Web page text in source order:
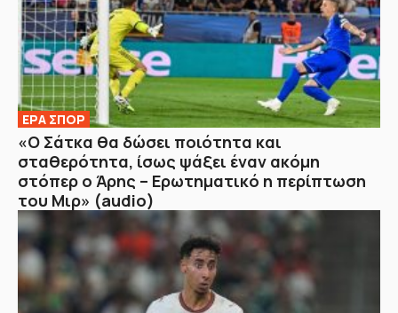
ΕΡΑ ΣΠΟΡ
«Ο Σάτκα θα δώσει ποιότητα και
σταθερότητα, ίσως ψάξει έναν ακόμη
στόπερ ο Άρης – Ερωτηματικό η περίπτωση
του Μιρ» (audio)